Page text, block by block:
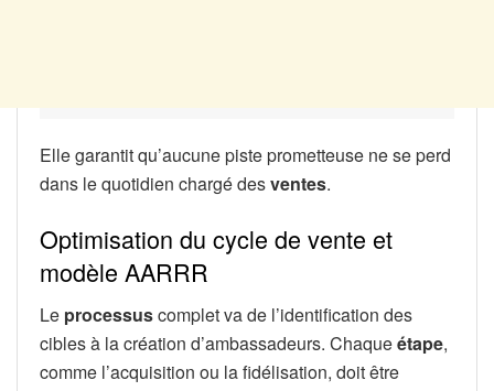
Elle garantit qu’aucune piste prometteuse ne se perd
dans le quotidien chargé desventes.
Optimisation du cycle de vente et
modèle AARRR
Le processuscomplet va de l’identification des
cibles à la création d’ambassadeurs. Chaqueétape,
comme l’acquisition ou la fidélisation, doit être